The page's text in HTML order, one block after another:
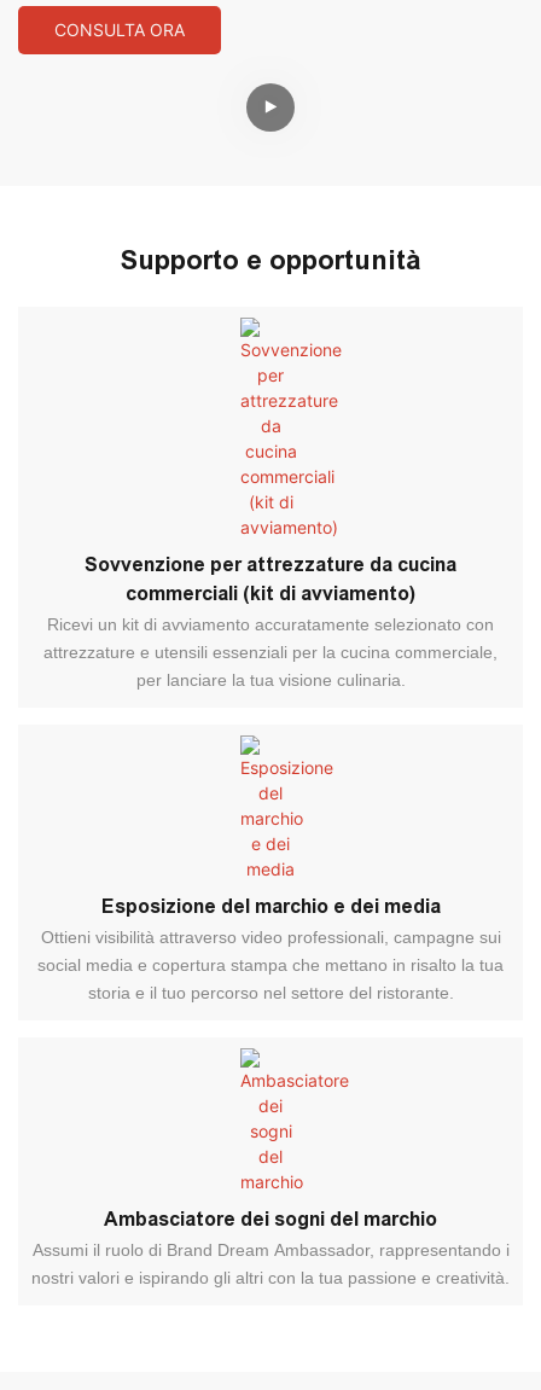
CONSULTA ORA
Supporto e opportunità
Sovvenzione per attrezzature da cucina
commerciali (kit di avviamento)
Ricevi un kit di avviamento accuratamente selezionato con
attrezzature e utensili essenziali per la cucina commerciale,
per lanciare la tua visione culinaria.
Esposizione del marchio e dei media
Ottieni visibilità attraverso video professionali, campagne sui
social media e copertura stampa che mettano in risalto la tua
storia e il tuo percorso nel settore del ristorante.
Ambasciatore dei sogni del marchio
Assumi il ruolo di Brand Dream Ambassador, rappresentando i
nostri valori e ispirando gli altri con la tua passione e creatività.